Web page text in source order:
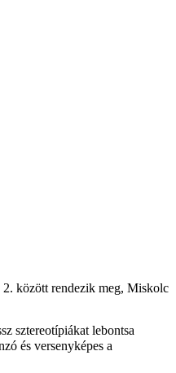
között rendezik meg, Miskolc
sztereotípiákat lebontsa
és versenyképes a